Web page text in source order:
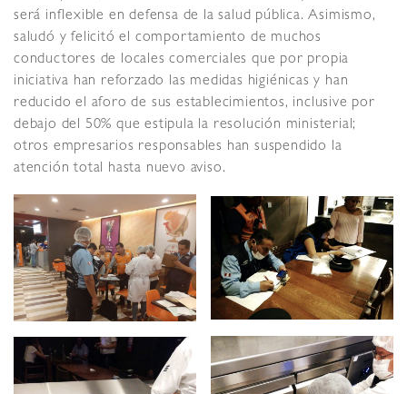
será inflexible en defensa de la salud pública. Asimismo,
saludó y felicitó el comportamiento de muchos
conductores de locales comerciales que por propia
iniciativa han reforzado las medidas higiénicas y han
reducido el aforo de sus establecimientos, inclusive por
debajo del 50% que estipula la resolución ministerial;
otros empresarios responsables han suspendido la
atención total hasta nuevo aviso.